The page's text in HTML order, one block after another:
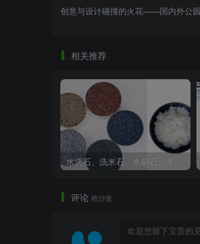
创意与设计碰撞的火花——国内外公
相关推荐
评论 抢沙发